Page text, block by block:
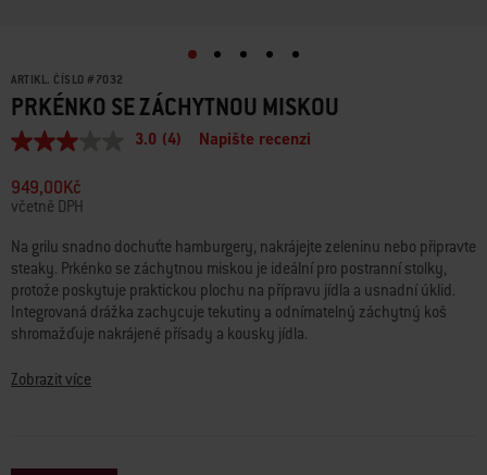
ARTIKL. ČÍSLO # 7032
PRKÉNKO SE ZÁCHYTNOU MISKOU
Průměrné
3.0
z
5
hvězdiček.
Read
4
Reviews.
Stejný
odkaz
na
3.0 (4) Napište recenzi
949,00Kč
včetně DPH
Na grilu snadno dochuťte hamburgery, nakrájejte zeleninu nebo připravte
steaky. Prkénko se záchytnou miskou je ideální pro postranní stolky,
protože poskytuje praktickou plochu na přípravu jídla a usnadní úklid.
Integrovaná drážka zachycuje tekutiny a odnímatelný záchytný koš
shromažďuje nakrájené přísady a kousky jídla.
• Odnímatelný záchytný koš shromažďuje zbytky potravin
• Drážka zabraňuje vylévání tekutin
Zobrazit více